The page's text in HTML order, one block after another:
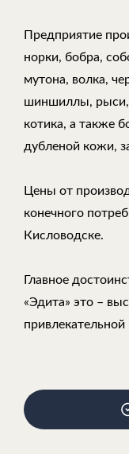
Предприятие
норки, бобра,
мутона, волка,
шиншиллы, рыси,
котика, а также
дубленой кожи,
Цены от
конечного
Кисловодске.
Главное
«Эдита» это –
привлекательной